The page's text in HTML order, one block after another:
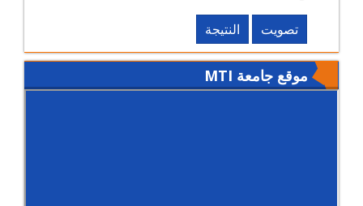
تصويت النتيجة
موقع جامعة MTI